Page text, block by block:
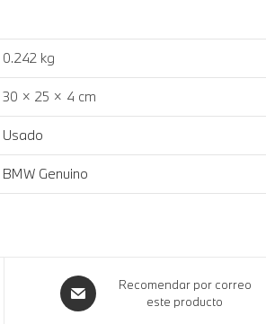
0.242 kg
30 × 25 × 4 cm
Usado
BMW Genuino
Recomendar por correo
este producto